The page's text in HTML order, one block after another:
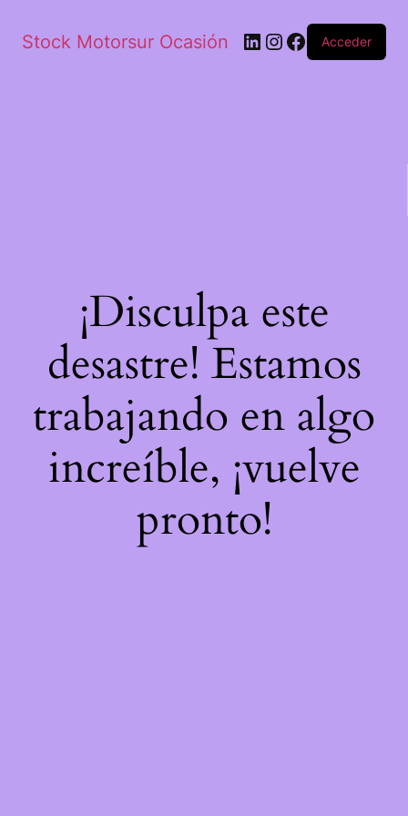
Stock Motorsur Ocasión Acceder
¡Disculpa este
desastre! Estamos
trabajando en algo
increíble, ¡vuelve
pronto!